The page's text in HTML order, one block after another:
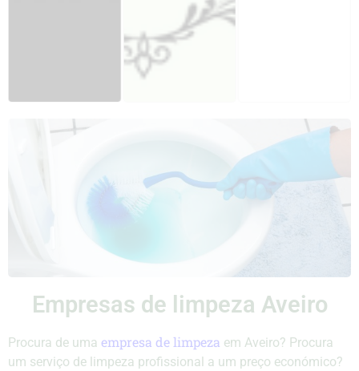
Empresas de limpeza Aveiro
Procura de uma empresa de limpeza em Aveiro? Procura
um serviço de limpeza profissional a um preço económico?